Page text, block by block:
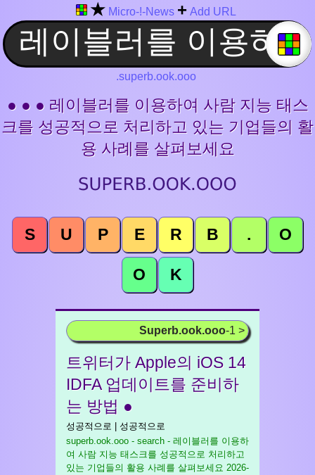
★ Micro-!-News + Add URL
.superb.ook.ooo
● ● ● 레이블러를 이용하여 사람 지능 태스
크를 성공적으로 처리하고 있는 기업들의 활
용 사례를 살펴보세요
S U P E R B . O
O K
Superb.ook.ooo-1 >
트위터가 Apple의 iOS 14
IDFA 업데이트를 준비하
는 방법 ●
성공적으로 | 성공적으로
superb.ook.ooo - search - 레이블러를 이용하
여 사람 지능 태스크를 성공적으로 처리하고
있는 기업들의 활용 사례를 살펴보세요 2026-